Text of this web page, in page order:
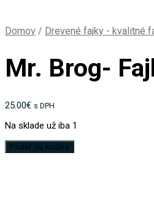
Domov / Drevené fajky - kvalitné
Mr. Brog-
25.00€ s DPH
Na sklade už iba 1
množstvo
Mr.
Pridať do košíka